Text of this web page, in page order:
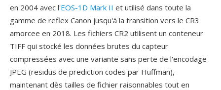
en 2004 avec l'EOS-1D Mark II et utilisé dans toute la
gamme de reflex Canon jusqu'à la transition vers le CR3
amorcee en 2018. Les fichiers CR2 utilisent un conteneur
TIFF qui stocké les données brutes du capteur
compressées avec une variante sans perte de l'encodage
JPEG (residus de prediction codes par Huffman),
maintenant dès tailles de fichier raisonnables tout en